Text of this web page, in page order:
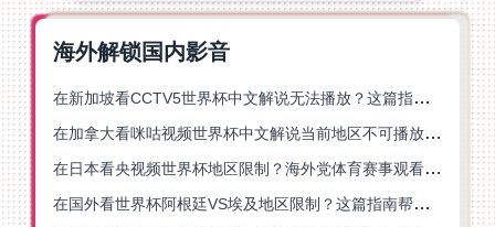
海外解锁国内影音
在新加坡看CCTV5世界杯中文解说无法播放？这篇指南帮你解锁海外体育直播自由
在加拿大看咪咕视频世界杯中文解说当前地区不可播放？这篇指南帮你一键解决
在日本看央视频世界杯地区限制？海外党体育赛事观看终极指南
在国外看世界杯阿根廷VS埃及地区限制？这篇指南帮你搞定中文直播+解说